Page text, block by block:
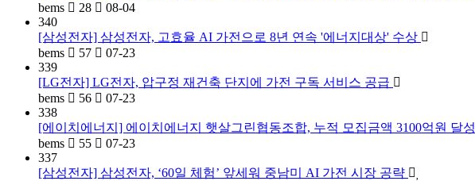
bems
28
08-04
340
[삼성전자] 삼성전자, 고효율 AI 가전으로 8년 연속 '에너지대상' 수상
bems
57
07-23
339
[LG전자] LG전자, 압구정 재건축 단지에 가전 구독 서비스 공급
bems
56
07-23
338
[에이치에너지] 에이치에너지 햇살그린협동조합, 누적 모집금액 3100억원 달성
bems
55
07-23
337
[삼성전자] 삼성전자, ‘60일 체험’ 앞세워 중남미 AI 가전 시장 공략